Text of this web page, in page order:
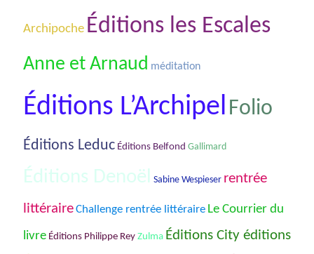
Archipoche Éditions les Escales
Anne et Arnaud méditation
Éditions L’Archipel Folio
Éditions Leduc Éditions Belfond Gallimard
Éditions Denoël Sabine Wespieser rentrée
littéraireChallenge rentrée littéraire Le Courrier du
livre Éditions Philippe Rey Zulma Éditions City éditions